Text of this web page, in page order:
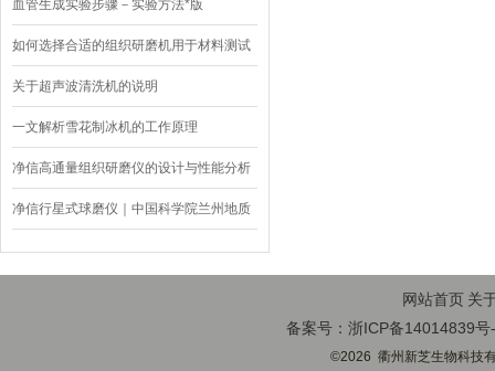
其实验效果如何？
血管生成实验步骤－实验方法*版
如何选择合适的组织研磨机用于材料测试
关于超声波清洗机的说明
一文解析雪花制冰机的工作原理
净信高通量组织研磨仪的设计与性能分析
净信行星式球磨仪｜中国科学院兰州地质
研究所橄榄岩研磨
网站首页 关
备案号：浙ICP备14014839号
©2026 衢州新芝生物科技